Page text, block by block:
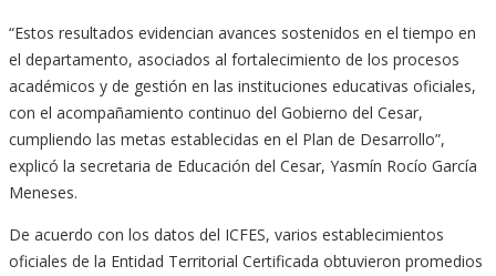
“Estos resultados evidencian avances sostenidos en el tiempo en
el departamento, asociados al fortalecimiento de los procesos
académicos y de gestión en las instituciones educativas oficiales,
con el acompañamiento continuo del Gobierno del Cesar,
cumpliendo las metas establecidas en el Plan de Desarrollo”,
explicó la secretaria de Educación del Cesar, Yasmín Rocío García
Meneses.
De acuerdo con los datos del ICFES, varios establecimientos
oficiales de la Entidad Territorial Certificada obtuvieron promedios